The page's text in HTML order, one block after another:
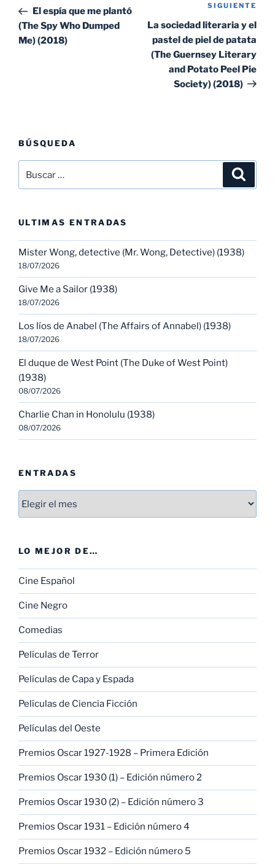
entradas
anterior:
El espía que me plantó
(The Spy Who Dumped
Me) (2018)
SIGUIENTE
La sociedad literaria y el
pastel de piel de patata
(The Guernsey Literary
and Potato Peel Pie
Society) (2018)
BÚSQUEDA
por:
ULTIMAS ENTRADAS
Mister Wong, detective (Mr. Wong, Detective) (1938)
18/07/2026
Give Me a Sailor (1938)
18/07/2026
Los líos de Anabel (The Affairs of Annabel) (1938)
18/07/2026
El duque de West Point (The Duke of West Point)
(1938)
08/07/2026
Charlie Chan in Honolulu (1938)
08/07/2026
ENTRADAS
LO MEJOR DE…
Cine Español
Cine Negro
Comedias
Películas de Terror
Películas de Capa y Espada
Películas de Ciencia Ficción
Películas del Oeste
Premios Oscar 1927-1928 – Primera Edición
Premios Oscar 1930 (1) – Edición número 2
Premios Oscar 1930 (2) – Edición número 3
Premios Oscar 1931 – Edición número 4
Premios Oscar 1932 – Edición número 5